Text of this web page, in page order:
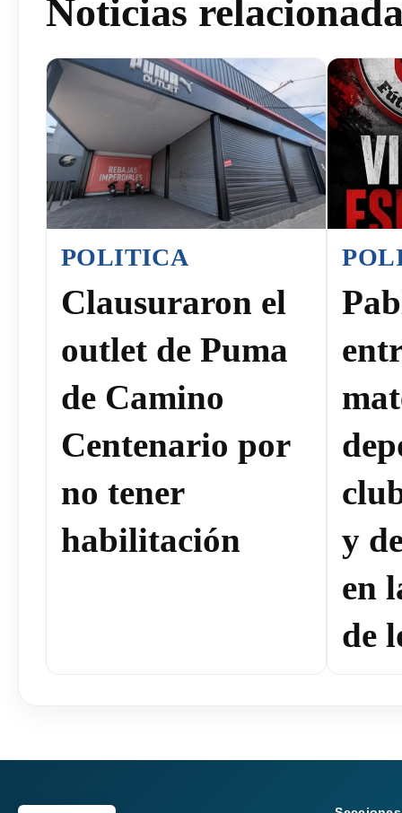
Noticias
POLITICA
Clausuraron el
outlet de Puma
de Camino
Centenario por
no tener
habilitación
y
en
de